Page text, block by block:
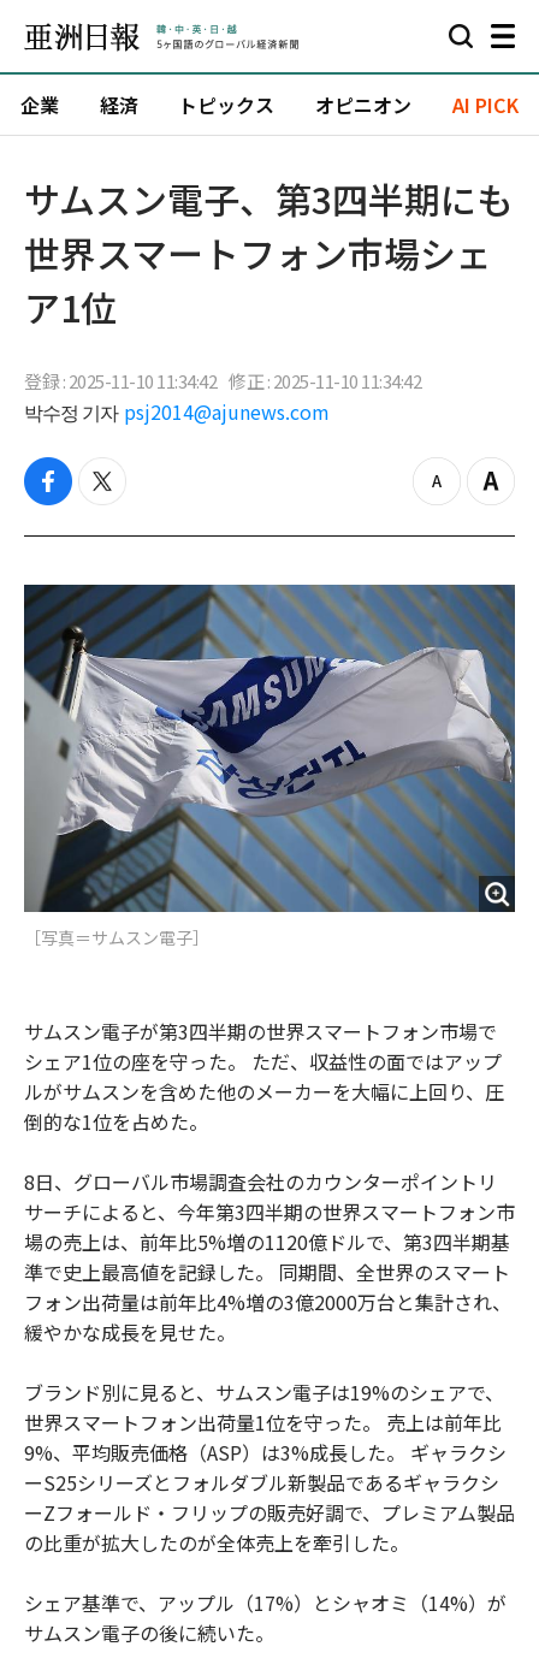
企業 経済 トピックス オピニオン AI PICK
サムスン電子、第3四半期にも
世界スマートフォン市場シェ
ア1位
登録 : 2025-11-10 11:34:42 修正 : 2025-11-10 11:34:42
박수정 기자 psj2014@ajunews.com
f
c
b
o
o
k
t
i
t
e
r
z
o
o
u
t
Z
o
i
n
［写真＝サムスン電子］
サムスン電子が第3四半期の世界スマートフォン市場で
シェア1位の座を守った。 ただ、収益性の面ではアップ
ルがサムスンを含めた他のメーカーを大幅に上回り、圧
倒的な1位を占めた。
8日、グローバル市場調査会社のカウンターポイントリ
サーチによると、今年第3四半期の世界スマートフォン市
場の売上は、前年比5%増の1120億ドルで、第3四半期基
準で史上最高値を記録した。 同期間、全世界のスマート
フォン出荷量は前年比4%増の3億2000万台と集計され、
緩やかな成長を見せた。
ブランド別に見ると、サムスン電子は19%のシェアで、
世界スマートフォン出荷量1位を守った。 売上は前年比
9%、平均販売価格（ASP）は3%成長した。 ギャラクシ
ーS25シリーズとフォルダブル新製品であるギャラクシ
ーZフォールド・フリップの販売好調で、プレミアム製品
の比重が拡大したのが全体売上を牽引した。
シェア基準で、アップル（17%）とシャオミ（14%）が
サムスン電子の後に続いた。